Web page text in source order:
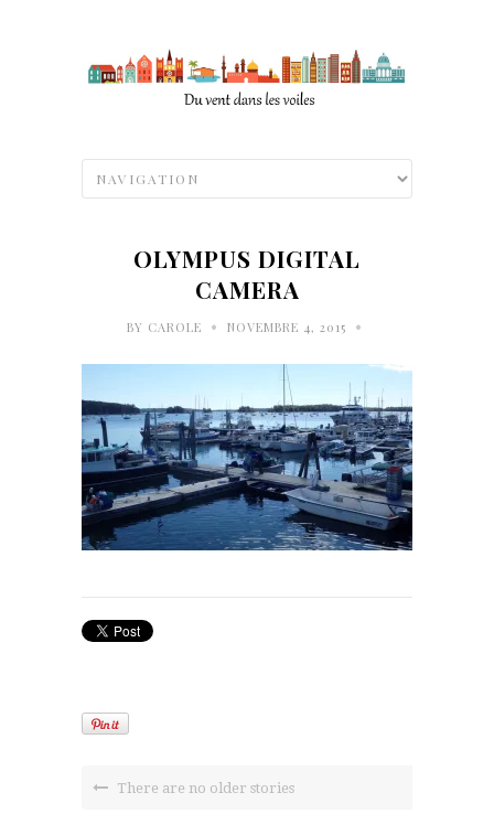
OLYMPUS DIGITAL
CAMERA
BY CAROLE • NOVEMBRE 4, 2015 •
There are no older stories